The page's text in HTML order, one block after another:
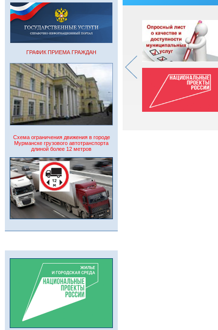
ГРАФИК ПРИЕМА ГРАЖДАН
Схема ограничения движения в городе
Мурманске грузового автотранспорта
длиной более 12 метров